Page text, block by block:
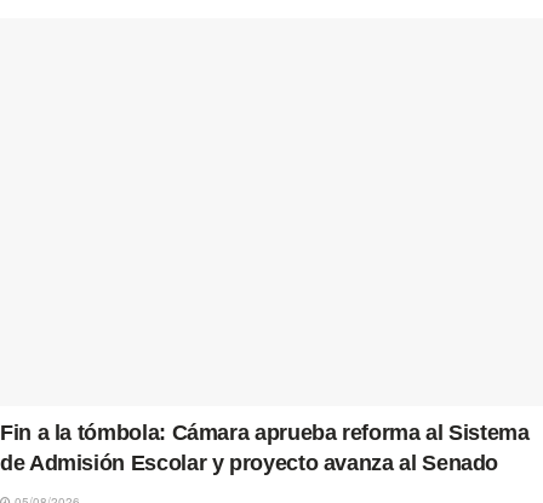
Fin a la tómbola: Cámara aprueba reforma al Sistema
de Admisión Escolar y proyecto avanza al Senado